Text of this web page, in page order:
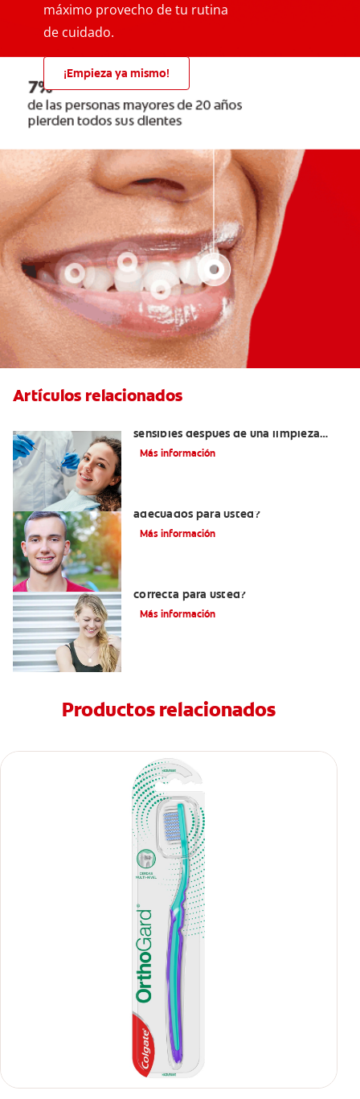
máximo provecho de tu rutina
de cuidado.
¡Empieza ya mismo!
Artículos relacionados
sensibles después de una limpieza
dental?
Más información
adecuados para usted?
Más información
correcta para usted?
Más información
Productos relacionados